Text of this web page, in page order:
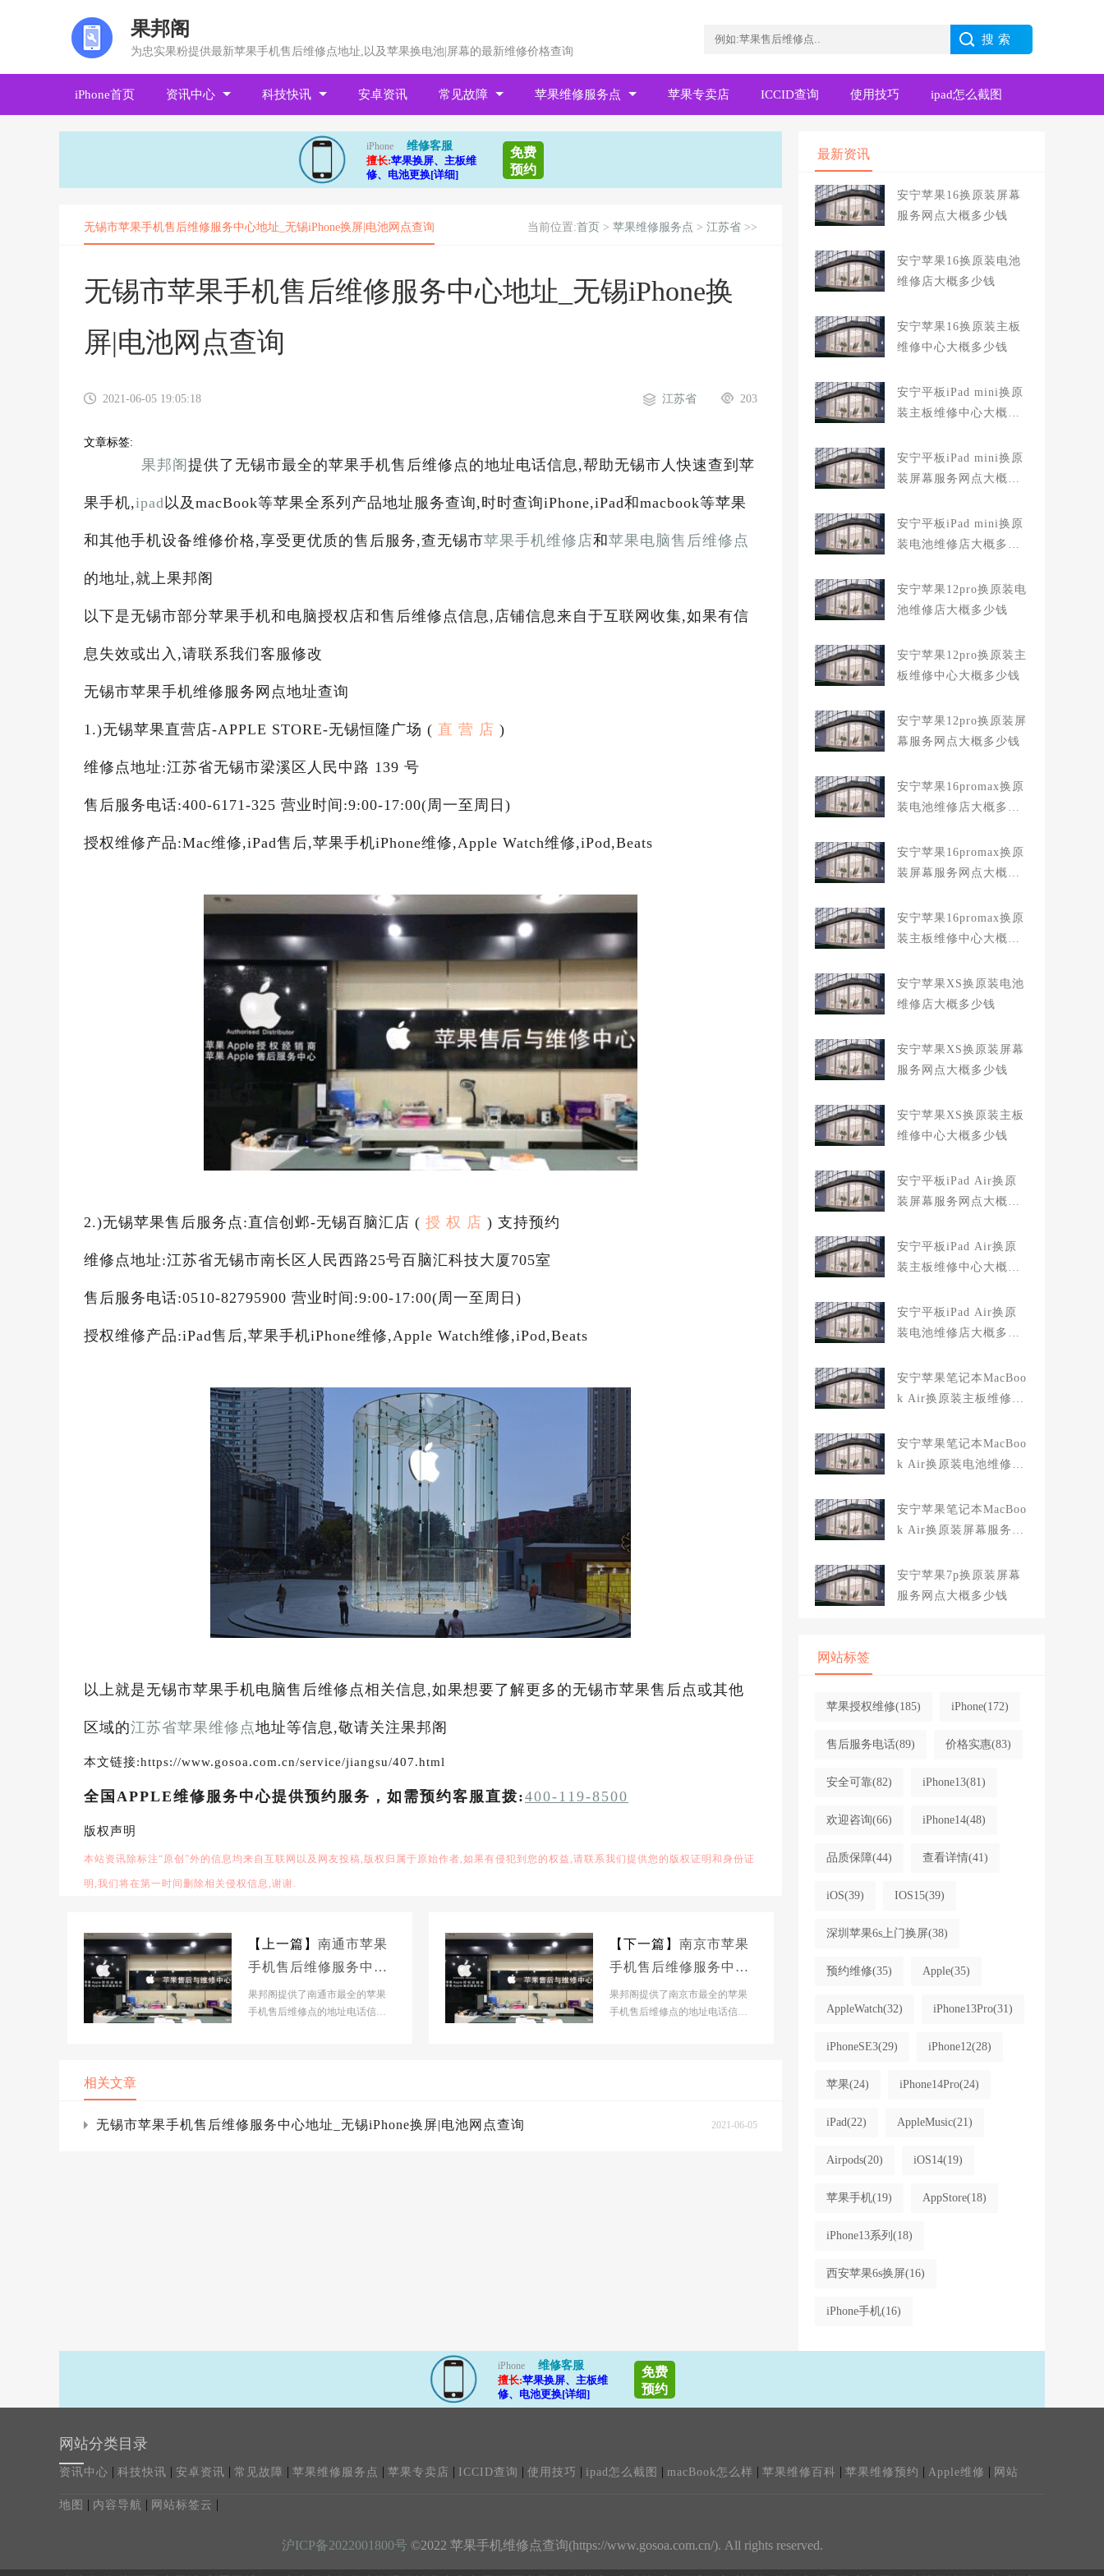
果邦阁
为忠实果粉提供最新苹果手机售后维修点地址,以及苹果换电池|屏幕的最新维修价格查询
iPhone首页 资讯中心 科技快讯 安卓资讯 常见故障 苹果维修服务点 苹果专卖店 ICCID查询 使用技巧 ipad怎么截图
iPhone
维修客服
擅长:苹果换屏、主板维
修、电池更换[详细]
免费
预约
无锡市苹果手机售后维修服务中心地址_无锡iPhone换屏|电池网点查询 当前位置:首页 > 苹果维修服务点 > 江苏省>>
无锡市苹果手机售后维修服务中心地址_无锡iPhone换
屏|电池网点查询
2021-06-05 19:05:18 203
江苏省
文章标签:
果邦阁 提供了无锡市最全的苹果手机售后维修点的地址电话信息,帮助无锡市人快速查到苹
果手机,ipad以及macBook等苹果全系列产品地址服务查询,时时查询iPhone,iPad和macbook等苹果
和其他手机设备维修价格,享受更优质的售后服务,查无锡市苹果手机维修店和苹果电脑售后维修点
的地址,就上果邦阁
以下是无锡市部分苹果手机和电脑授权店和售后维修点信息,店铺信息来自于互联网收集,如果有信
息失效或出入,请联系我们客服修改
无锡市苹果手机维修服务网点地址查询
1.)无锡苹果直营店-APPLE STORE-无锡恒隆广场 ( 直 营 店 )
维修点地址:江苏省无锡市梁溪区人民中路 139 号
售后服务电话:400-6171-325 营业时间:9:00-17:00(周一至周日)
授权维修产品:Mac维修,iPad售后,苹果手机iPhone维修,Apple Watch维修,iPod,Beats
2.)无锡苹果售后服务点:直信创邺-无锡百脑汇店 ( 授 权 店 ) 支持预约
维修点地址:江苏省无锡市南长区人民西路25号百脑汇科技大厦705室
售后服务电话:0510-82795900 营业时间:9:00-17:00(周一至周日)
授权维修产品:iPad售后,苹果手机iPhone维修,Apple Watch维修,iPod,Beats
以上就是无锡市苹果手机电脑售后维修点相关信息,如果想要了解更多的无锡市苹果售后点或其他
区域的江苏省苹果维修点地址等信息,敬请关注果邦阁
本文链接:https://www.gosoa.com.cn/service/jiangsu/407.html
全国APPLE维修服务中心提供预约服务，如需预约客服直拨:400-119-8500
版权声明
本站资讯除标注“原创”外的信息均来自互联网以及网友投稿,版权归属于原始作者,如果有侵犯到您的权益,请联系我们提供您的版权证明和身份证
明,我们将在第一时间删除相关侵权信息,谢谢.
【上一篇】 南通市苹果
手机售后维修服务中心
地址_南通iPhone换屏|
电池网点查询
果邦阁提供了南通市最全的苹果
手机售后维修点的地址电话信息,
【下一篇】 南京市苹果
手机售后维修服务中心
地址_南京iPhone换屏|
电池网点查询
果邦阁提供了南京市最全的苹果
手机售后维修点的地址电话信息,
相关文章
无锡市苹果手机售后维修服务中心地址_无锡iPhone换屏|电池网点查询 2021-06-05
最新资讯
安宁苹果16换原装屏幕
服务网点大概多少钱
安宁苹果16换原装电池
维修店大概多少钱
安宁苹果16换原装主板
维修中心大概多少钱
安宁平板iPad mini换原
装主板维修中心大概多
安宁平板iPad mini换原
装屏幕服务网点大概多
安宁平板iPad mini换原
装电池维修店大概多少
安宁苹果12pro换原装电
池维修店大概多少钱
安宁苹果12pro换原装主
板维修中心大概多少钱
安宁苹果12pro换原装屏
幕服务网点大概多少钱
安宁苹果16promax换原
装电池维修店大概多少
安宁苹果16promax换原
装屏幕服务网点大概多
安宁苹果16promax换原
装主板维修中心大概多
安宁苹果XS换原装电池
维修店大概多少钱
安宁苹果XS换原装屏幕
服务网点大概多少钱
安宁苹果XS换原装主板
维修中心大概多少钱
安宁平板iPad Air换原
装屏幕服务网点大概多
安宁平板iPad Air换原
装主板维修中心大概多
安宁平板iPad Air换原
装电池维修店大概多少
安宁苹果笔记本MacBoo
k Air换原装主板维修中
安宁苹果笔记本MacBoo
k Air换原装电池维修店
安宁苹果笔记本MacBoo
k Air换原装屏幕服务网
安宁苹果7p换原装屏幕
服务网点大概多少钱
网站标签
苹果授权维修(185) iPhone(172)
售后服务电话(89) 价格实惠(83)
安全可靠(82) iPhone13(81)
欢迎咨询(66) iPhone14(48)
品质保障(44) 查看详情(41)
iOS(39) IOS15(39)
深圳苹果6s上门换屏(38)
预约维修(35) Apple(35)
AppleWatch(32) iPhone13Pro(31)
iPhoneSE3(29) iPhone12(28)
苹果(24) iPhone14Pro(24)
iPad(22) AppleMusic(21)
Airpods(20) iOS14(19)
苹果手机(19) AppStore(18)
iPhone13系列 (18)
西安苹果6s换屏(16)
iPhone手机(16)
iPhone
维修客服
擅长:苹果换屏、主板维
修、电池更换[详细]
免费
预约
网站分类目录
资讯中心 | 科技快讯 | 安卓资讯 | 常见故障 | 苹果维修服务点 | 苹果专卖店 | ICCID查询 | 使用技巧 | ipad怎么截图 | macBook怎么样 | 苹果维修百科 | 苹果维修预约 | Apple维修 | 网站
地图 | 内容导航 | 网站标签云 |
沪ICP备2022001800号 ©2022 苹果手机维修点查询(https://www.gosoa.com.cn/). All rights reserved.